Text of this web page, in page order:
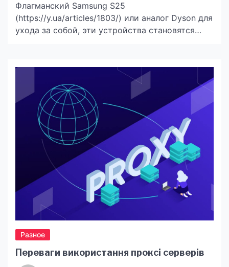
Флагманский Samsung S25
(https://y.ua/articles/1803/) или аналог Dyson для
ухода за собой, эти устройства становятся
быть на волне технологий и красоты. Samsung
S25 — флагман, который понимает женщин
Galaxy S25 Samsung — это не просто смартфон,
а стильный помощник, который идеально
вписывается в ритм жизни современных […]
Разное
Переваги використання проксі серверів